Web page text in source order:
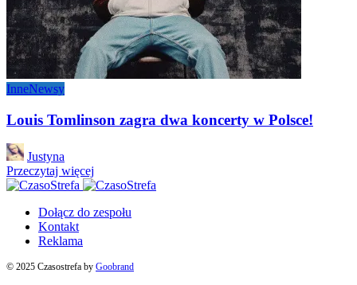
InneNewsy
Louis Tomlinson zagra dwa koncerty w Polsce!
Posted
by
Justyna
Przeczytaj więcej
Dołącz do zespołu
Kontakt
Reklama
© 2025 Czasostrefa by Goobrand